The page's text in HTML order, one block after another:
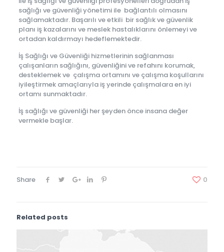
sağlığı ve güvenliği yönetimi ile bağlantılı olmasını
sağlamaktadır. Başarılı ve etkili bir sağlık ve güvenlik
planı iş kazalarını ve meslek hastalıklarını önlemeyi ve
ortadan kaldırmayı hedeflemektedir.
İş Sağlığı ve Güvenliği hizmetlerinin sağlanması
çalışanların sağlığını, güvenliğini ve refahını korumak,
desteklemek ve çalışma ortamını ve çalışma koşullarını
iyileştirmek amaçlarıyla iş yerinde çalışmalara en iyi
ortamı sunmaktadır.
İş sağlığı ve güvenliği her şeyden önce insana değer
vermekle başlar.
Share 0
Related posts